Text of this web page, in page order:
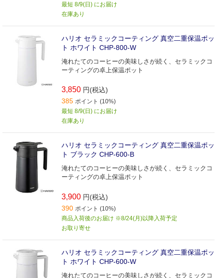
最短 8/9(日) にお届け
在庫あり
ハリオ セラミックコーティング 真空二重保温ポッ
ト ホワイト CHP-800-W
淹れたてのコーヒーの美味しさが続く、セラミックコ
ーティングの卓上保温ポット
3,850 円(税込)
385 ポイント (10%)
最短 8/9(日) にお届け
在庫あり
ハリオ セラミックコーティング 真空二重保温ポッ
ト ブラック CHP-600-B
淹れたてのコーヒーの美味しさが続く、セラミックコ
ーティングの卓上保温ポット
3,900 円(税込)
390 ポイント (10%)
商品入荷後のお届け ※8/24(月)以降入荷予定
お取り寄せ
ハリオ セラミックコーティング 真空二重保温ポッ
ト ホワイト CHP-600-W
淹れたてのコーヒーの美味しさが続く、セラミックコ